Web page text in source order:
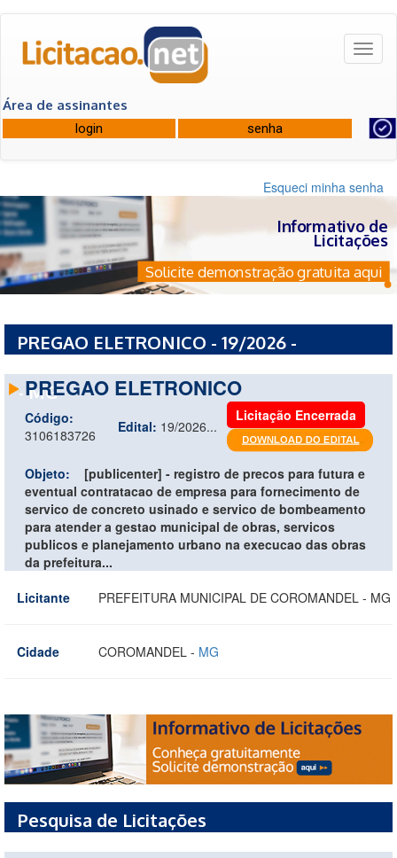
Área de assinantes
Esqueci minha senha
Informativo de
Licitações
Solicite demonstração gratuita aqui
PREGAO ELETRONICO - 19/2026 -
- MG
PREGAO ELETRONICO
Código:
3106183726
Edital: 19/2026...
Licitação Encerrada
Objeto:
[publicenter] - registro de precos para futura e
eventual contratacao de empresa para fornecimento de
servico de concreto usinado e servico de bombeamento
para atender a gestao municipal de obras, servicos
publicos e planejamento urbano na execucao das obras
da prefeitura...
Licitante
PREFEITURA MUNICIPAL DE COROMANDEL - MG
Cidade COROMANDEL - MG
Pesquisa de Licitações